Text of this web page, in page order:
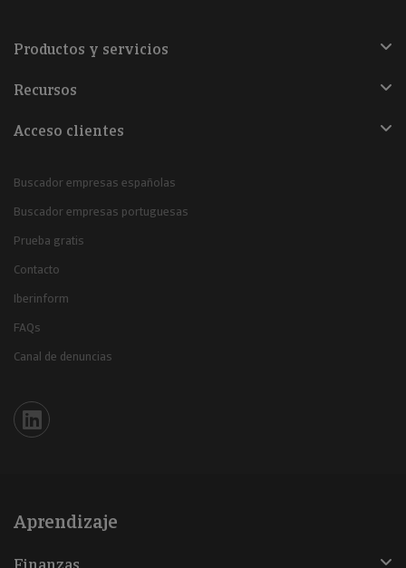
Productos y servicios
Recursos
Acceso clientes
Buscador empresas españolas
Buscador empresas portuguesas
Prueba gratis
Contacto
Iberinform
FAQs
Canal de denuncias
Iberinform en Linkedin
Aprendizaje